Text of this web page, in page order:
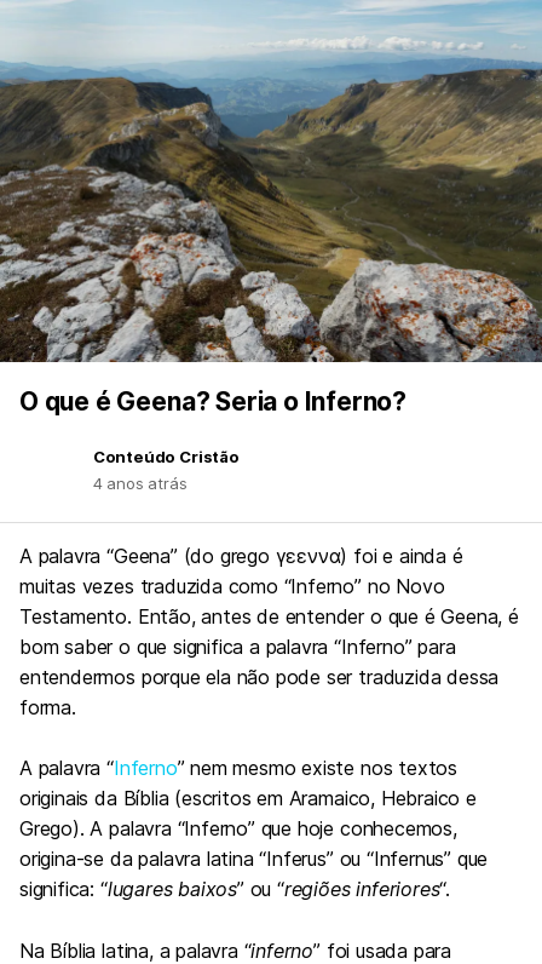
O que é Geena? Seria o Inferno?
Conteúdo Cristão
4 anos atrás
A palavra “Geena” (do grego γεεννα) foi e ainda é
muitas vezes traduzida como “Inferno” no Novo
Testamento. Então, antes de entender o que é Geena, é
bom saber o que significa a palavra “Inferno” para
entendermos porque ela não pode ser traduzida dessa
forma.
A palavra “Inferno” nem mesmo existe nos textos
originais da Bíblia (escritos em Aramaico, Hebraico e
Grego). A palavra “Inferno” que hoje conhecemos,
origina-se da palavra latina “Inferus” ou “Infernus” que
significa: “lugares baixos” ou “regiões inferiores“.
Na Bíblia latina, a palavra “inferno” foi usada para